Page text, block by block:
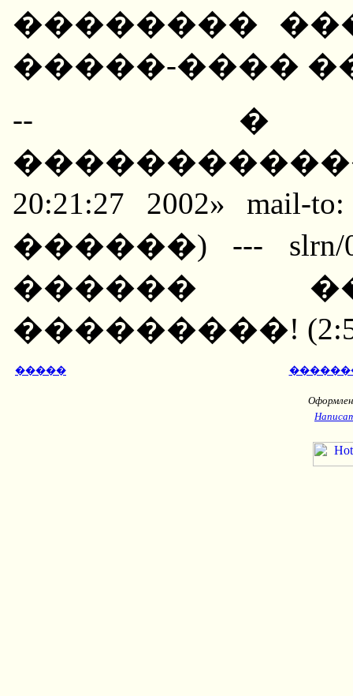
��������
�����-����
-- �
20:21:27 2002» mail-
������) --- slrn/
������
���������!
�����